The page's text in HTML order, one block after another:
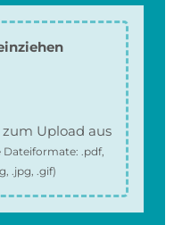
Upload aus
Dateiformate: .pdf,
.jpg, .gif)